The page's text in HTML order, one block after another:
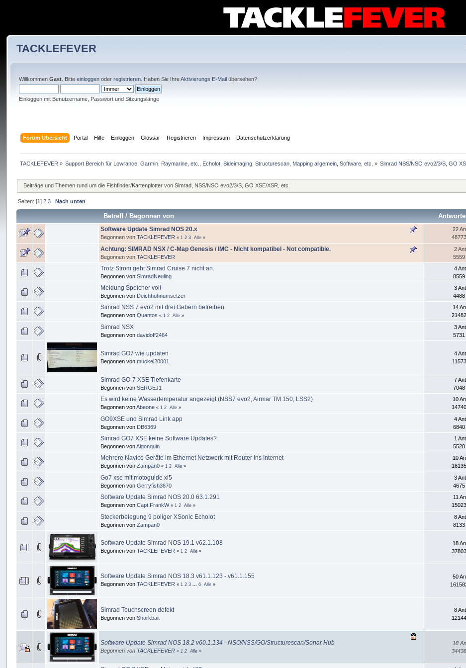
TACKLEFEVER
WillkommenGast . Bitteeinloggen oderregistrieren . Haben Sie IhreAktivierungs E-Mail übersehen?
Einloggen mit Benutzername, Passwort und Sitzungslänge
Forum Übersicht Portal Hilfe Einloggen Glossar Registrieren Impressum Datenschutzerklärung
TACKLEFEVER » Support Bereich für Lowrance, Garmin, Raymarine, etc., Echolot, Sideimaging, Structurescan, Mapping allgemein, Software, etc. » Simrad NSS/NSO evo2/3/S, GO
Beiträge und Themen rund um die Fishfinder/Kartenplotter von Simrad, NSS/NSO evo2/3/S, GO XSE/XSR, etc.
Seiten: [1] 2 3 Nach unten
Betreff/ Begonnen von
Software Update Simrad NOS 20.x
Begonnen vonTACKLEFEVER « 1 2 3 Alle »
22
Achtung: SIMRAD NSX / C-Map Genesis / IMC - Nicht kompatibel - Not compatible.
Begonnen vonTACKLEFEVER
2
5559
Trotz Strom geht Simrad Cruise 7 nicht an.
Begonnen vonSimradNeuling
4
8559
Meldung Speicher voll
Begonnen von Deichhuhnumsetzer
3
4488
Simrad NSS 7 evo2 mit drei Gebern betreiben
Begonnen vonQuantos « 1 2 Alle »
14
Simrad NSX
Begonnen vondavidoff2464
3
5731
Simrad GO7 wie updaten
Begonnen vonmuckel20001
4
Simrad GO-7 XSE Tiefenkarte
Begonnen vonSERGEJ1
7
7048
Es wird keine Wassertemperatur angezeigt (NSS7 evo2, Airmar TM 150, LSS2)
Begonnen vonAbeone « 1 2 Alle »
10
GO9XSE und Simrad Link app
Begonnen von DB6369
4
6840
Simrad GO7 XSE keine Software Updates?
Begonnen vonAlgonquin
1
5520
Mehrere Navico Geräte im Ethernet Netzwerk mit Router ins Internet
Begonnen vonZampan0 « 1 2 Alle »
10
Go7 xse mit motoguide xi5
Begonnen vonGerryfish3870
3
4675
Software Update Simrad NOS 20.0 63.1.291
Begonnen vonCapt.FrankW « 1 2 Alle »
11
Steckerbelegung 9 poliger XSonic Echolot
Begonnen vonZampan0
8
8133
Software Update Simrad NOS 19.1 v62.1.108
Begonnen vonTACKLEFEVER « 1 2 Alle »
18
Software Update Simrad NOS 18.3 v61.1.123 - v61.1.155
Begonnen vonTACKLEFEVER « 1 2 3 ...6 Alle »
50
Simrad Touchscreen defekt
Begonnen vonSharkbait
8
Software Update Simrad NOS 18.2 v60.1.134 - NSO/NSS/GO/Structurescan/Sonar Hub
Begonnen von TACKLEFEVER « 1 2 Alle »
18